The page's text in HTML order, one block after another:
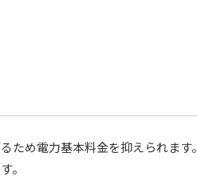
め電力基本料金を抑えられます。
。